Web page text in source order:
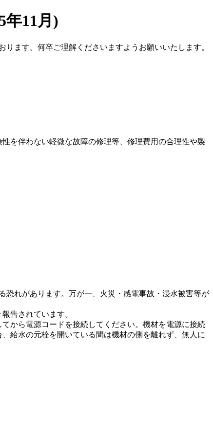
年11月)
ます。何卒ご理解くださいますようお願いいたします。
を伴わない軽微な故障の修理等、修理費用の合理性や製
恐れがあります。万が一、火災・感電事故・浸水被害等が
告されています。
から電源コードを接続してください。機材を電源に接続
給水の元栓を開いている間は機材の側を離れず、無人に